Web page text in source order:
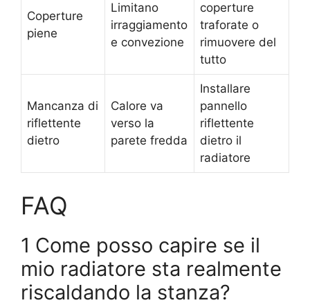
Coperture
piene
Limitano
irraggiamento
e convezione
coperture
traforate o
rimuovere del
tutto
Mancanza di
riflettente
dietro
Calore va
verso la
parete fredda
Installare
pannello
riflettente
dietro il
radiatore
FAQ
1 Come posso capire se il
mio radiatore sta realmente
riscaldando la stanza?